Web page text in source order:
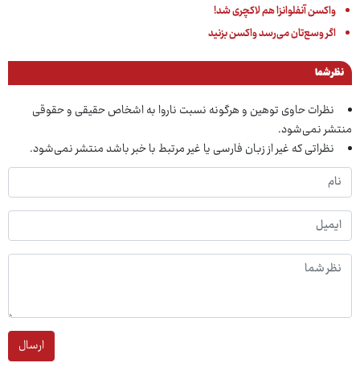
واکسن آنفلوانزا هم لاکچری شد!
اگر وسع‌تان می‌رسد واکسن بزنید
نظر شما
نظرات حاوی توهین و هرگونه نسبت ناروا به اشخاص حقیقی و حقوقی
منتشر نمی‌شود.
نظراتی که غیر از زبان فارسی یا غیر مرتبط با خبر باشد منتشر نمی‌شود.
ارسال